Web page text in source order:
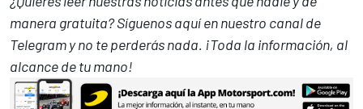
manera gratuita? Síguenosaquí en nuestro canal de
Telegramy no te perderás nada. ¡Toda la información, al
alcance de tu mano!